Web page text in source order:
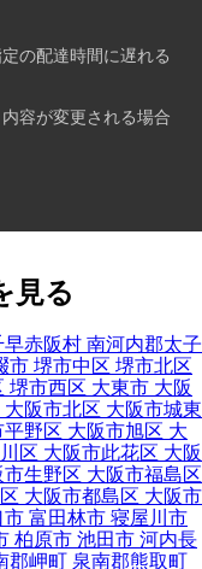
の配達時間に遅れる
容が変更される場合
見る
早赤阪村 南河内郡太子
市 堺市中区 堺市北区
堺市西区 大東市 大阪
大阪市北区 大阪市城東
平野区 大阪市旭区 大
区 大阪市此花区 大阪
市生野区 大阪市福島区
大阪市都島区 大阪市
市 富田林市 寝屋川市
柏原市 池田市 河内長
郡岬町 泉南郡熊取町